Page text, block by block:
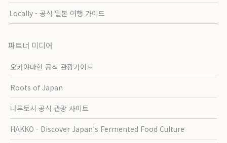
Locally - 공식 일본 여행 가이드
파트너 미디어
오카야마현 공식 관광가이드
Roots of Japan
나루토시 공식 관광 사이트
HAKKO - Discover Japan’s Fermented Food Culture